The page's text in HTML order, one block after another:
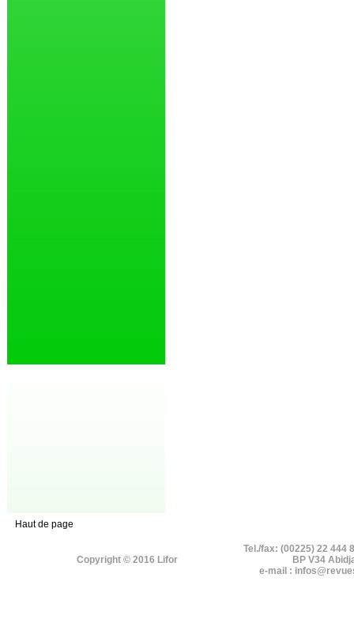
Haut de page
Copyright © 2016 Lifor
Tel./fax: (00225) 22 444
BP V34
e-mail :